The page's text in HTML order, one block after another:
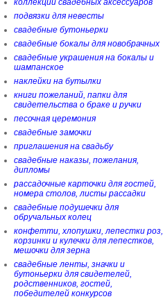
коллекции свадебных аксессуаров
подвязки для невесты
свадебные бутоньерки
свадебные бокалы для новобрачных
свадебные украшения на бокалы и
шампанское
наклейки на бутылки
книги пожеланий, папки для
свидетельства о браке и ручки
песочная церемония
свадебные замочки
приглашения на свадьбу
свадебные наказы, пожелания,
дипломы
рассадочные карточки для гостей,
номера столов, листы рассадки
свадебные подушечки для
обручальных колец
конфетти, хлопушки, лепестки роз,
корзинки и кулечки для лепестков,
мешочки для зерна
свадебные ленты, значки и
бутоньерки для свидетелей,
родственников, гостей,
победителей конкурсов